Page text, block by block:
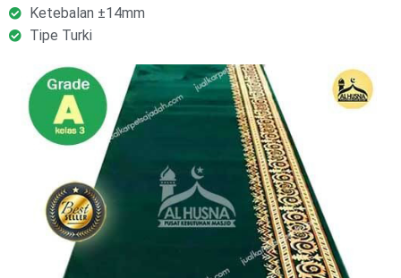
Ketebalan ±14mm
Tipe Turki